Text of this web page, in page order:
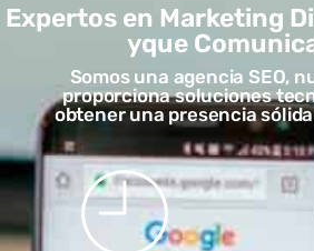
Expertos en Marketing
yque
Somos una agencia SEO,
proporciona soluciones
obtener una presencia